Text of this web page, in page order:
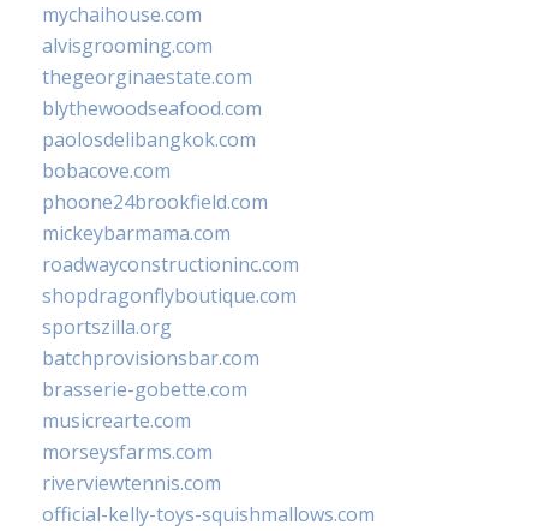
mychaihouse.com
alvisgrooming.com
thegeorginaestate.com
blythewoodseafood.com
paolosdelibangkok.com
bobacove.com
phoone24brookfield.com
mickeybarmama.com
roadwayconstructioninc.com
shopdragonflyboutique.com
sportszilla.org
batchprovisionsbar.com
brasserie-gobette.com
musicrearte.com
morseysfarms.com
riverviewtennis.com
official-kelly-toys-squishmallows.com